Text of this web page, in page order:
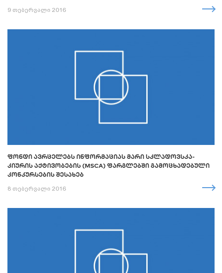
9 თებერვალი 2016
ᲤᲝᲜᲓᲘ ᲐᲕᲠᲪᲔᲚᲔᲑᲡ ᲘᲜᲤᲝᲠᲛᲐᲪᲘᲐᲡ ᲛᲐᲠᲘ ᲡᲙᲚᲐᲓᲝᲕᲡᲙᲐ-
ᲙᲘᲣᲠᲘᲡ ᲐᲥᲢᲘᲕᲝᲑᲔᲑᲘᲡ (MSCA) ᲤᲐᲠᲒᲚᲔᲑᲨᲘ ᲒᲐᲛᲝᲪᲮᲐᲓᲔᲑᲣᲚᲘ
ᲙᲝᲜᲙᲣᲠᲡᲔᲑᲘᲡ ᲨᲔᲡᲐᲮᲔᲑ
8 თებერვალი 2016